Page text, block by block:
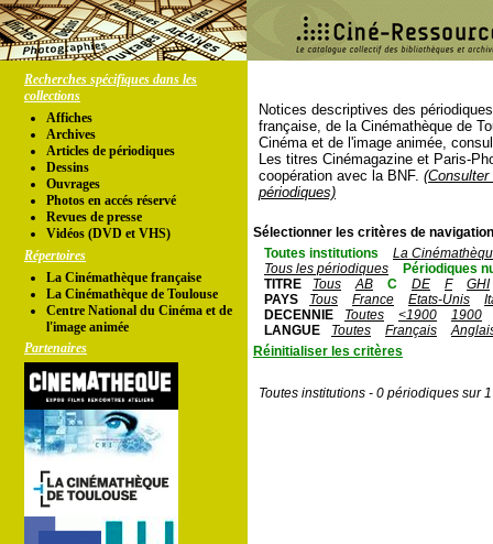
Recherches spécifiques dans les
collections
Affiches
Archives
Articles de périodiques
Dessins
Ouvrages
Photos en accés réservé
Revues de presse
Vidéos (DVD et VHS)
Répertoires
La Cinémathèque française
La Cinémathèque de Toulouse
Centre National du Cinéma et de
l'image animée
Partenaires
Notices descriptives des
française, de la Cinémathèque de
Cinéma et de l'image animée,
Les titres Cinémagazine et Paris-
coopération avec la BNF.
périodiques)
Sélectionner les critères de
Toutes institutions
La
Tous les périodiques
Périodiques
TITRE
Tous AB C DE F
GHI
PAYS
Tous France Etats-Unis
DECENNIE
Toutes <1900
1900
LANGUE
Toutes Français
Réinitialiser les critères
Toutes institutions - 0 périodiques sur